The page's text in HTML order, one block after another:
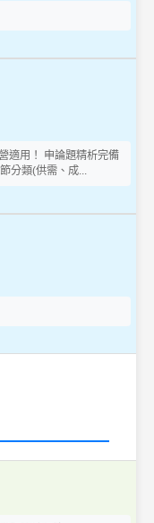
適用！ 申論題精析完備
分類(供需、成...